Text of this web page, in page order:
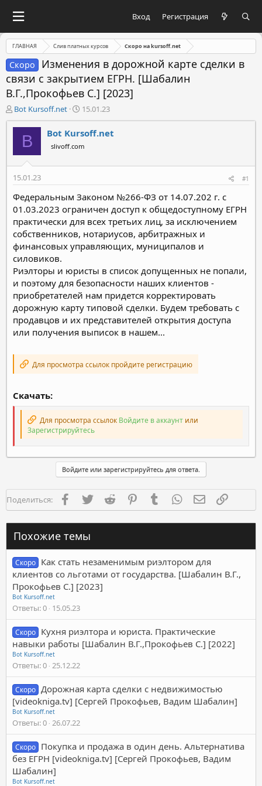
Вход Регистрация
ГЛАВНАЯ Слив платных курсов Скоро на kursoff.net
Скоро
Изменения в дорожной карте сделки в
связи с закрытием ЕГРН. [Шабалин
В.Г.,Прокофьев С.] [2023]
А
в
т
м
ы
Bot Kursoff.net
Д
а
т
а
н
а
а
15.01.23
B Bot Kursoff.net
slivoff.com
15.01.23 #1
Федеральным Законом №266-ФЗ от 14.07.202 г. с
01.03.2023 ограничен доступ к общедоступному ЕГРН
практически для всех третьих лиц, за исключением
собственников, нотариусов, арбитражных и
финансовых управляющих, муниципалов и
силовиков.
Риэлторы и юристы в список допущенных не попали,
и поэтому для безопасности наших клиентов -
приобретателей нам придется корректировать
дорожную карту типовой сделки. Будем требовать с
продавцов и их представителей открытия доступа
или получения выписок в нашем...
Для просмотра ссылок пройдите регистрацию
Скачать:
Для просмотра ссылок Войдите в аккаунт или
Зарегистрируйтесь
Войдите или зарегистрируйтесь для ответа.
Поделиться: FacebookTwitter Reddit PinterestTumblr WhatsAppЭлектронная
Похожие темы
Скоро Как стать незаменимым риэлтором для
клиентов со льготами от государства. [Шабалин В.Г.,
Прокофьев С.] [2023]
Bot Kursoff.net
Ответы 0 15.05.23
Скоро Кухня риэлтора и юриста. Практические
навыки работы [Шабалин В.Г.,Прокофьев С.] [2022]
Bot Kursoff.net
Ответы 0 25.12.22
Скоро Дорожная карта сделки с недвижимостью
[videokniga.tv] [Сергей Прокофьев, Вадим Шабалин]
Bot Kursoff.net
Ответы 0 26.07.22
Скоро Покупка и продажа в один день. Альтернатива
без ЕГРН [videokniga.tv] [Сергей Прокофьев, Вадим
Шабалин]
Bot Kursoff.net